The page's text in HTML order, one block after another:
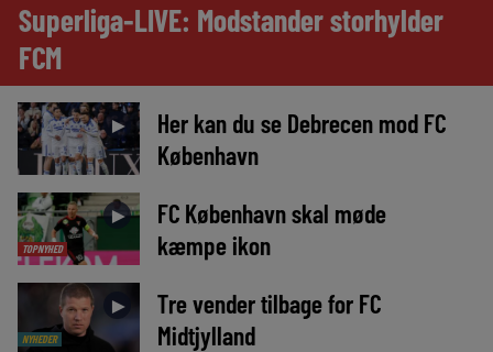
Superliga-LIVE: Modstander storhylder
FCM
►
Her kan du se Debrecen mod FC
København
TOPNYHED
►
FC København skal møde
kæmpe ikon
NYHEDER
►
Tre vender tilbage for FC
Midtjylland